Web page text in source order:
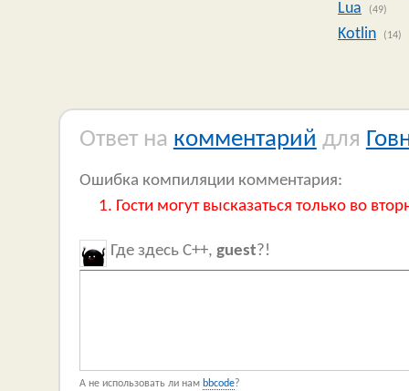
Lua
(49)
Kotlin (14)
Ответ на комментарий для
Ошибка компиляции комментария:
Гости могут высказаться только во
Где здесь C++, guest?!
А не использовать ли нам bbcode?